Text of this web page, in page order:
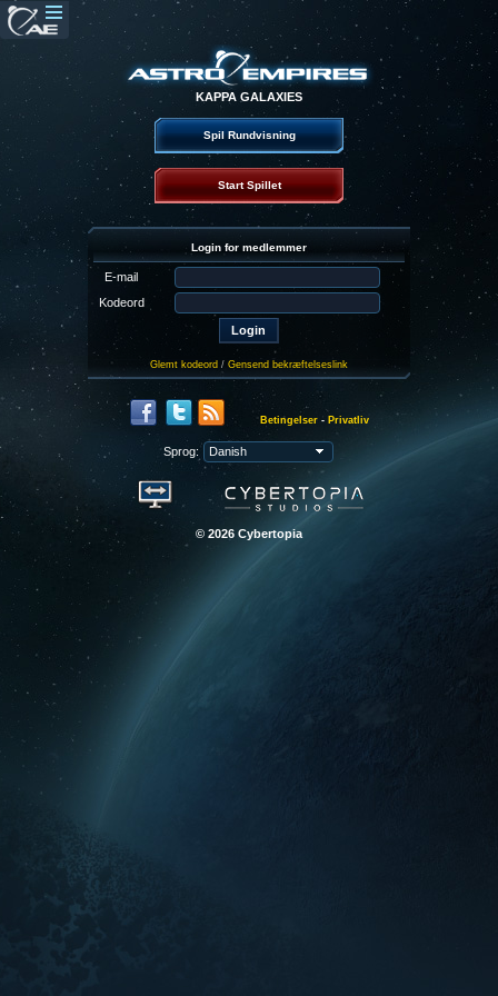
KAPPA GALAXIES
Spil Rundvisning
Start Spillet
Login for medlemmer
E-mail
Kodeord
Glemt kodeord / Gensend bekræftelseslink
Betingelser- Privatliv
Sprog:
© 2026 Cybertopia